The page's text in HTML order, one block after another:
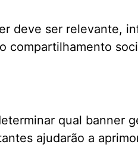
deve ser relevante,
compartilhamento
qual banner
ajudarão a